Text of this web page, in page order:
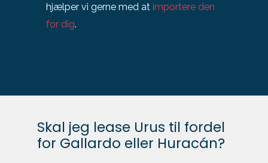
hjælper vi gerne med at importere den
for dig.
Skal jeg lease Urus til fordel
for Gallardo eller Huracán?